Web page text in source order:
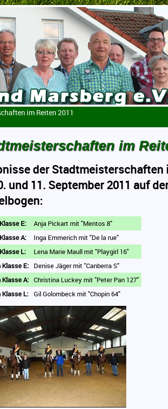
im Reiten 2011
im
der Stadtmeisterschaften
und 11. September 2011 auf
E:
Anja Pickart mit "Mentos 8"
A:
Inga Emmerich mit "De la rue"
L:
Lena Marie Maull mit "Playgirl 16"
Klasse E:
Denise Jäger mit "Canberra S"
Klasse A: Christina Luckey mit "Peter Pan 127"
Klasse L:
Gil Golombeck mit "Chopin 64"